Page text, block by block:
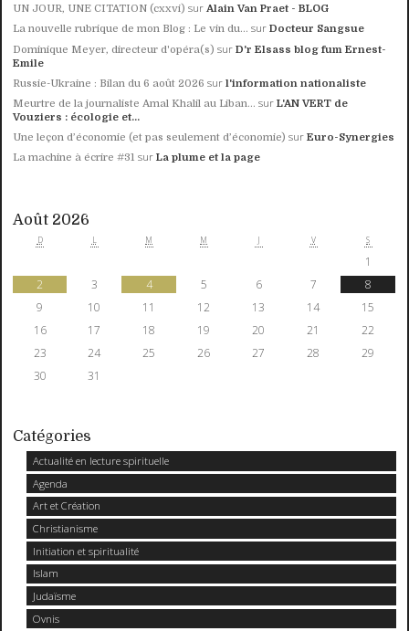
UN JOUR, UNE CITATION (cxxvi) surAlain Van Praet - BLOG
La nouvelle rubrique de mon Blog : Le vin du... surDocteur Sangsue
Dominique Meyer, directeur d'opéra(s) surD'r Elsass blog fum Ernest-
Emile
Russie-Ukraine : Bilan du 6 août 2026 surl'information nationaliste
Meurtre de la journaliste Amal Khalil au Liban... surL'AN VERT de
Vouziers : écologie et...
Une leçon d’économie (et pas seulement d’économie) surEuro-Synergies
La machine à écrire #31 surLa plume et la page
Août 2026
D L M M J V S
1
2
3 4 5 6 7
8
9
10 11 12 13 14
15
16
17 18 19 20 21
22
23
24 25 26 27 28
29
30
31
Catégories
Actualité en lecture spirituelle
Agenda
Art et Création
Christianisme
Initiation et spiritualité
Islam
Judaïsme
Ovnis